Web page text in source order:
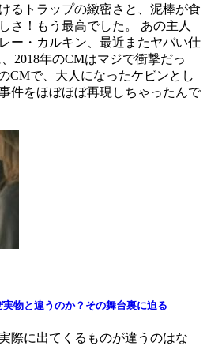
るトラップの緻密さと、泥棒が食
さ！もう最高でした。 あの主人
ー・カルキン、最近またヤバい仕
2018年のCMはマジで衝撃だっ
CMで、大人になったケビンとし
件をほぼほぼ再現しちゃったんで
物と違うのか？その舞台裏に迫る
際に出てくるものが違うのはな